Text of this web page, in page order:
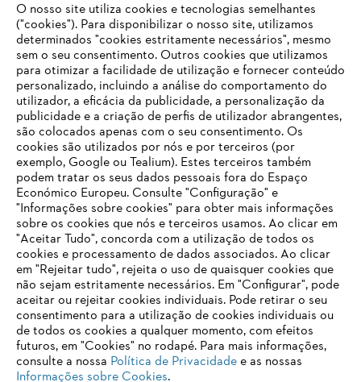
Produção e vendas internacionais
Informações para fornecedores
Produtos
Contacto
Carreira
Sistema de denúncia
O nosso site utiliza cookies e tecnologias semelhantes
("cookies"). Para disponibilizar o nosso site, utilizamos
determinados "cookies estritamente necessários", mesmo
sem o seu consentimento. Outros cookies que utilizamos
para otimizar a facilidade de utilização e fornecer conteúdo
personalizado, incluindo a análise do comportamento do
utilizador, a eficácia da publicidade, a personalização da
publicidade e a criação de perfis de utilizador abrangentes,
são colocados apenas com o seu consentimento. Os
cookies são utilizados por nós e por terceiros (por
exemplo, Google ou Tealium). Estes terceiros também
podem tratar os seus dados pessoais fora do Espaço
Económico Europeu. Consulte "Configuração" e
"Informações sobre cookies" para obter mais informações
sobre os cookies que nós e terceiros usamos. Ao clicar em
"Aceitar Tudo", concorda com a utilização de todos os
cookies e processamento de dados associados. Ao clicar
em "Rejeitar tudo", rejeita o uso de quaisquer cookies que
não sejam estritamente necessários. Em "Configurar", pode
aceitar ou rejeitar cookies individuais. Pode retirar o seu
consentimento para a utilização de cookies individuais ou
de todos os cookies a qualquer momento, com efeitos
futuros, em "Cookies" no rodapé. Para mais informações,
consulte a nossa Política de Privacidadee as nossas
Informações sobre Cookies.